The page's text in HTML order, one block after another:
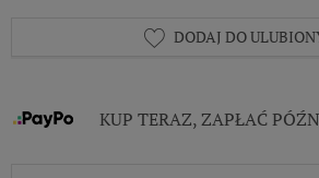
DODAJ DO
KUP TERAZ, ZAPŁAĆ